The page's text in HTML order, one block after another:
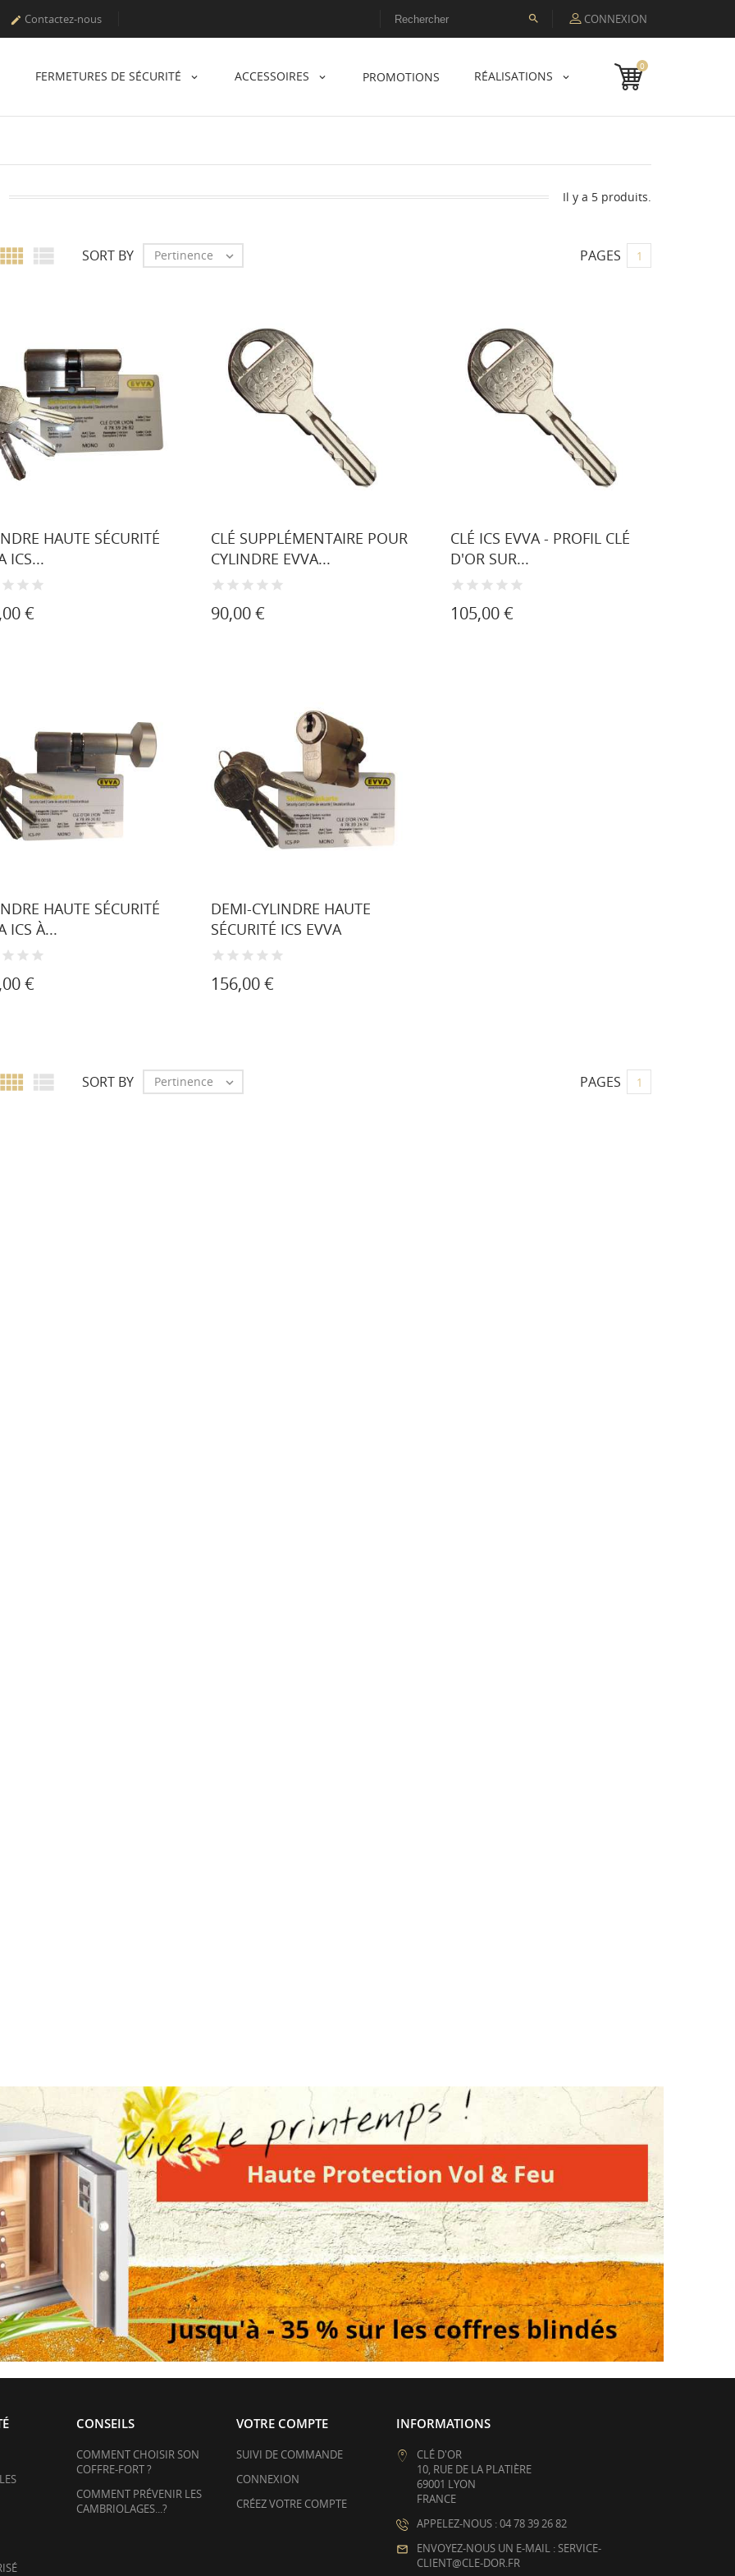
 Contactez-nous  CONNEXION
FERMETURES DE SÉCURITÉ ACCESSOIRES PROMOTIONS RÉALISATIONS
0
Il y a 5 produits.
  SORT BY Pertinence  PAGES 1
HAUTE SÉCURITÉ
ICS...
€
CLÉ SUPPLÉMENTAIRE POUR
CYLINDRE EVVA...
90,00 €
CLÉ ICS EVVA - PROFIL CLÉ
D'OR SUR...
105,00 €
HAUTE SÉCURITÉ
ICS À...
€
DEMI-CYLINDRE HAUTE
SÉCURITÉ ICS EVVA
156,00 €
  SORT BY Pertinence  PAGES 1
CONSEILS
COMMENT CHOISIR SON
COFFRE-FORT ?
COMMENT PRÉVENIR LES
CAMBRIOLAGES...?
VOTRE COMPTE
SUIVI DE COMMANDE
CONNEXION
CRÉEZ VOTRE COMPTE
INFORMATIONS
CLÉ D'OR
10, RUE DE LA PLATIÈRE
69001 LYON
FRANCE
APPELEZ-NOUS : 04 78 39 26 82
ENVOYEZ-NOUS UN E-MAIL : SERVICE-
CLIENT@CLE-DOR.FR